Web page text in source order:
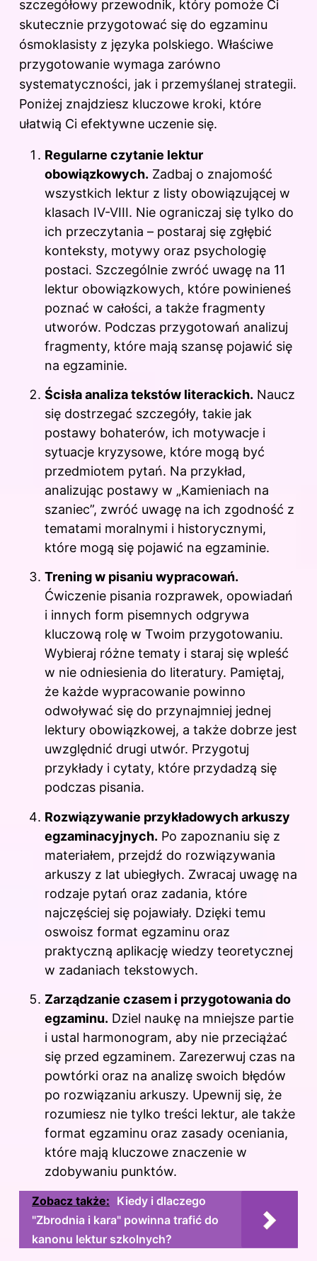
szczegółowy przewodnik, który pomoże Ci
skutecznie przygotować się do egzaminu
ósmoklasisty z języka polskiego. Właściwe
przygotowanie wymaga zarówno
systematyczności, jak i przemyślanej strategii.
Poniżej znajdziesz kluczowe kroki, które
ułatwią Ci efektywne uczenie się.
Regularne czytanie lektur
obowiązkowych. Zadbaj o znajomość
wszystkich lektur z listy obowiązującej w
klasach IV-VIII. Nie ograniczaj się tylko do
ich przeczytania – postaraj się zgłębić
konteksty, motywy oraz psychologię
postaci. Szczególnie zwróć uwagę na 11
lektur obowiązkowych, które powinieneś
poznać w całości, a także fragmenty
utworów. Podczas przygotowań analizuj
fragmenty, które mają szansę pojawić się
na egzaminie.
Ścisła analiza tekstów literackich. Naucz
się dostrzegać szczegóły, takie jak
postawy bohaterów, ich motywacje i
sytuacje kryzysowe, które mogą być
przedmiotem pytań. Na przykład,
analizując postawy w „Kamieniach na
szaniec”, zwróć uwagę na ich zgodność z
tematami moralnymi i historycznymi,
które mogą się pojawić na egzaminie.
Trening w pisaniu wypracowań.
Ćwiczenie pisania rozprawek, opowiadań
i innych form pisemnych odgrywa
kluczową rolę w Twoim przygotowaniu.
Wybieraj różne tematy i staraj się wpleść
w nie odniesienia do literatury. Pamiętaj,
że każde wypracowanie powinno
odwoływać się do przynajmniej jednej
lektury obowiązkowej, a także dobrze jest
uwzględnić drugi utwór. Przygotuj
przykłady i cytaty, które przydadzą się
podczas pisania.
Rozwiązywanie przykładowych arkuszy
egzaminacyjnych. Po zapoznaniu się z
materiałem, przejdź do rozwiązywania
arkuszy z lat ubiegłych. Zwracaj uwagę na
rodzaje pytań oraz zadania, które
najczęściej się pojawiały. Dzięki temu
oswoisz format egzaminu oraz
praktyczną aplikację wiedzy teoretycznej
w zadaniach tekstowych.
Zarządzanie czasem i przygotowania do
egzaminu. Dziel naukę na mniejsze partie
i ustal harmonogram, aby nie przeciążać
się przed egzaminem. Zarezerwuj czas na
powtórki oraz na analizę swoich błędów
po rozwiązaniu arkuszy. Upewnij się, że
rozumiesz nie tylko treści lektur, ale także
format egzaminu oraz zasady oceniania,
które mają kluczowe znaczenie w
zdobywaniu punktów.
Zobacz także: Kiedy i dlaczego
"Zbrodnia i kara" powinna trafić do
kanonu lektur szkolnych?